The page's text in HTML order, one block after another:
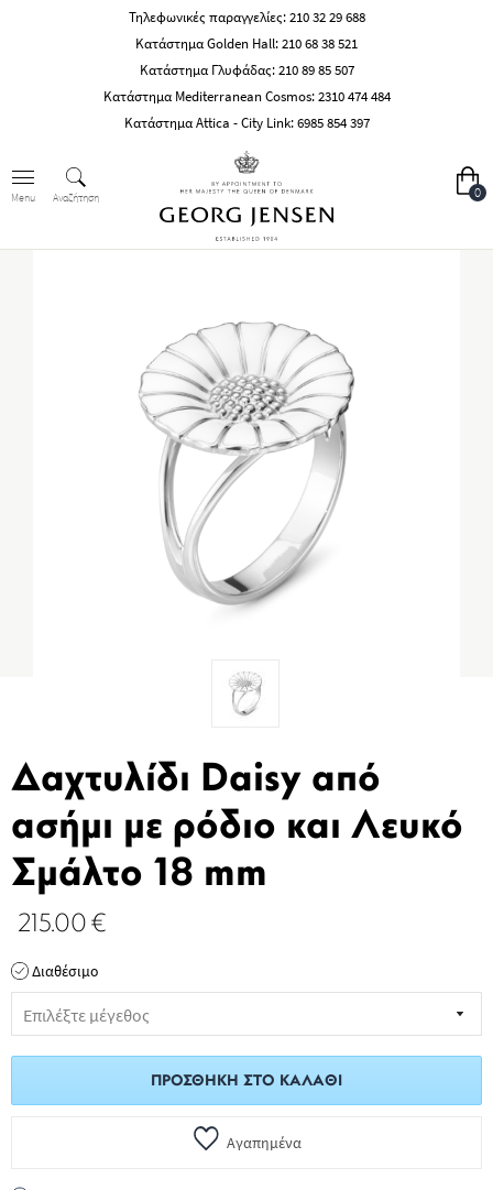
Τηλεφωνικές παραγγελίες:210 32 29 688
Κατάστημα Golden Hall:210 68 38 521
Κατάστημα Γλυφάδας:210 89 85 507
Κατάστημα Mediterranean Cosmos:2310 474 484
Κατάστημα Attica - City Link:6985 854 397
Menu Αναζήτηση 0
Δαχτυλίδι Daisy από
ασήμι με ρόδιο και Λευκό
Σμάλτο 18 mm
215.00 €
Διαθέσιμο
ΠΡΟΣΘΉΚΗ ΣΤΟ ΚΑΛΆΘΙ
Αγαπημένα